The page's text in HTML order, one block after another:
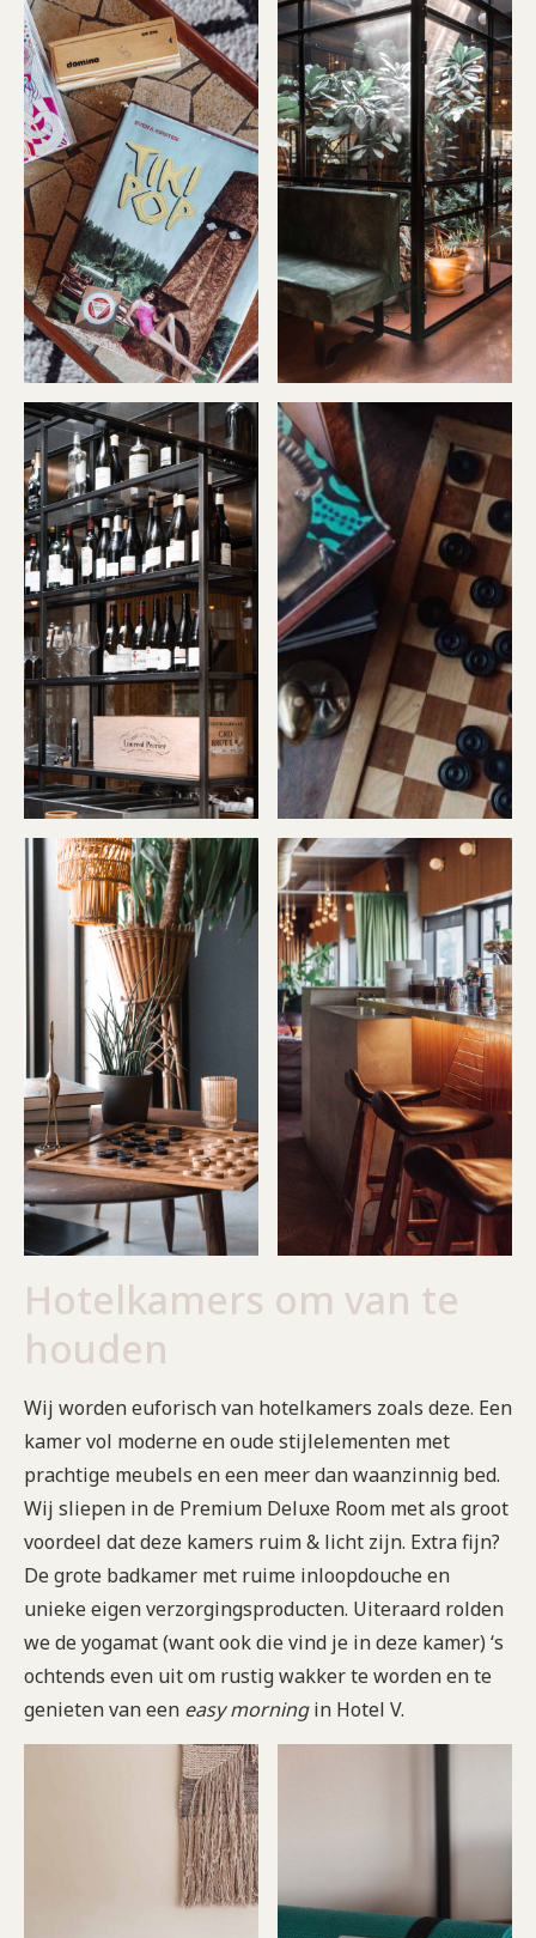
Hotelkamers om van te
houden
Wij worden euforisch van hotelkamers zoals deze. Een
kamer vol moderne en oude stijlelementen met
prachtige meubels en een meer dan waanzinnig bed.
Wij sliepen in de Premium Deluxe Room met als groot
voordeel dat deze kamers ruim & licht zijn. Extra fijn?
De grote badkamer met ruime inloopdouche en
unieke eigen verzorgingsproducten. Uiteraard rolden
we de yogamat (want ook die vind je in deze kamer) ‘s
ochtends even uit om rustig wakker te worden en te
genieten van een easy morningin Hotel V.